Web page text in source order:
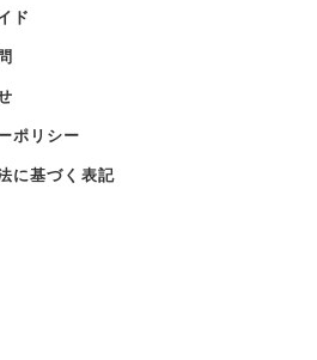
ド
ポリシー
に基づく表記